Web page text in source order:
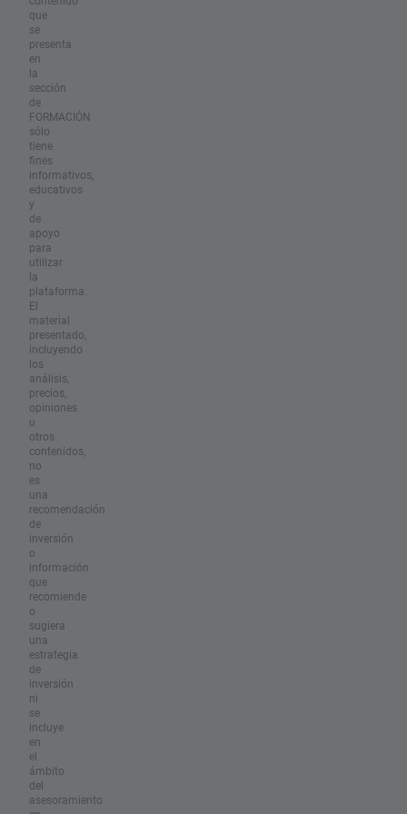
que
se
presenta
en
la
sección
de
FORMACIÓN
sólo
tiene
fines
informativos,
educativos
y
de
apoyo
para
utilizar
la
plataforma.
El
material
presentado,
incluyendo
los
análisis,
precios,
opiniones
u
otros
contenidos,
no
es
una
recomendación
de
inversión
o
información
que
recomiende
o
sugiera
una
estrategia
de
inversión
ni
se
incluye
en
el
ámbito
del
asesoramiento